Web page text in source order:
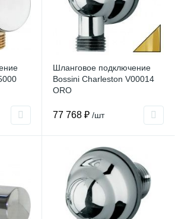
Шланговое подключение
Bossini Charleston V00014
ORO
77 768 ₽ /шт